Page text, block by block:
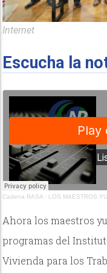
Internet
Escucha la
Cadena RASA · LOS MAESTROS
Ahora los maestros
programas del
Vivienda para los